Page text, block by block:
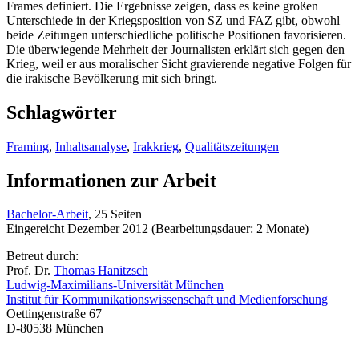
Frames definiert. Die Ergebnisse zeigen, dass es keine großen
Unterschiede in der Kriegsposition von SZ und FAZ gibt, obwohl
beide Zeitungen unterschiedliche politische Positionen favorisieren.
Die überwiegende Mehrheit der Journalisten erklärt sich gegen den
Krieg, weil er aus moralischer Sicht gravierende negative Folgen für
die irakische Bevölkerung mit sich bringt.
Schlagwörter
Framing, Inhaltsanalyse, Irakkrieg, Qualitätszeitungen
Informationen zur Arbeit
Bachelor-Arbeit, 25 Seiten
Eingereicht Dezember 2012 (Bearbeitungsdauer: 2 Monate)
Betreut durch:
Prof. Dr. Thomas Hanitzsch
Ludwig-Maximilians-Universität München
Institut für Kommunikationswissenschaft und Medienforschung
Oettingenstraße 67
D-80538 München